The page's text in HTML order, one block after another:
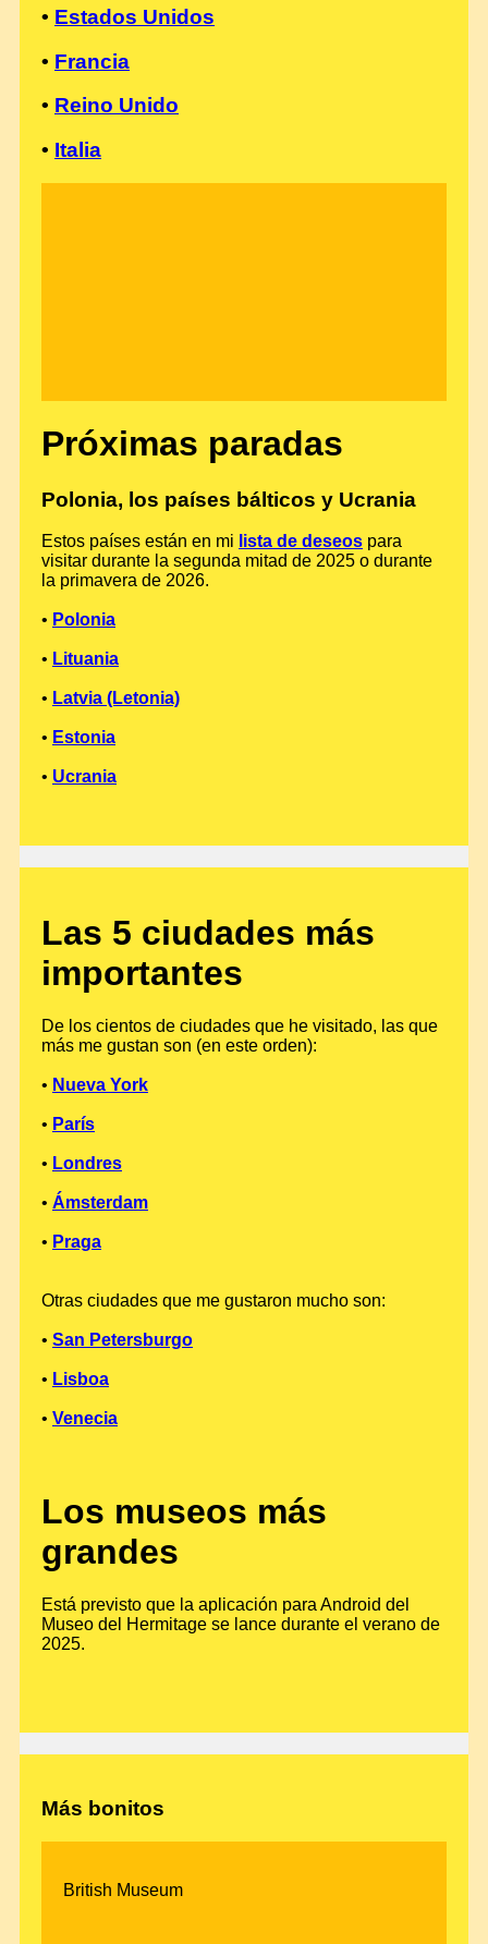
• Estados Unidos
• Francia
• Reino Unido
• Italia
Próximas paradas
Polonia, los países bálticos y Ucrania
Estos países están en mi lista de deseos para
visitar durante la segunda mitad de 2025 o durante
la primavera de 2026.
• Polonia
• Lituania
• Latvia (Letonia)
• Estonia
• Ucrania
Las 5 ciudades más
importantes
De los cientos de ciudades que he visitado, las que
más me gustan son (en este orden):
• Nueva York
• París
• Londres
• Ámsterdam
• Praga
Otras ciudades que me gustaron mucho son:
• San Petersburgo
• Lisboa
• Venecia
Los museos más
grandes
Está previsto que la aplicación para Android del
Museo del Hermitage se lance durante el verano de
2025.
Más bonitos
British Museum